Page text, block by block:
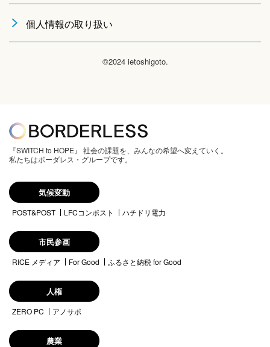
個人情報の取り扱い
©2024 ietoshigoto.
『SWITCH to HOPE』 社会の課題を、みんなの希望へ変えていく。
私たちはボーダレス・グループです。
気候変動
POST&POST LFCコンポスト ハチドリ電力
市民参画
RICE メディア For Good ふるさと納税 for Good
人権
ZERO PC アノサポ
農業